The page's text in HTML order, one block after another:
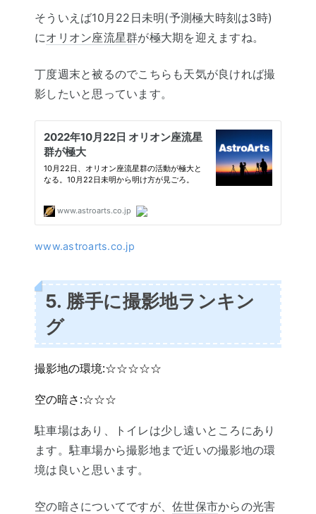
そういえば10月22日未明(予測極大時刻は3時)
にオリオン座流星群が極大期を迎えますね。
丁度週末と被るのでこちらも天気が良ければ撮
影したいと思っています。
www.astroarts.co.jp
5. 勝手に撮影地ランキン
グ
撮影地の環境:☆☆☆☆☆
空の暗さ:☆☆☆
駐車場はあり、トイレは少し遠いところにあり
ます。駐車場から撮影地まで近いの撮影地の環
境は良いと思います。
空の暗さについてですが、 佐世保市からの光害